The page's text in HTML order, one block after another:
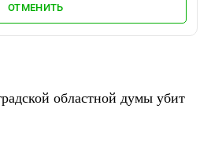
ОТМЕНИТЬ
областной думы убит